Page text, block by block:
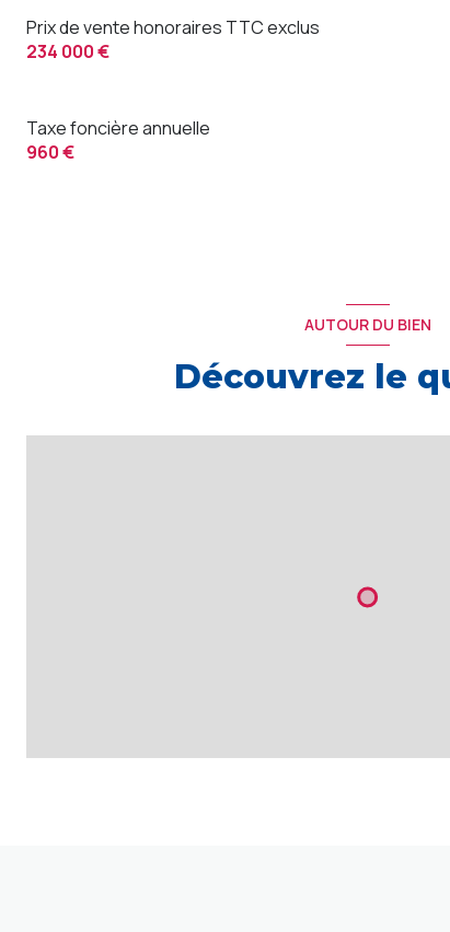
Prix de vente honoraires TTC exclus
234 000 €
Taxe foncière annuelle
960 €
AUTOUR DU BIEN
Découvrez le